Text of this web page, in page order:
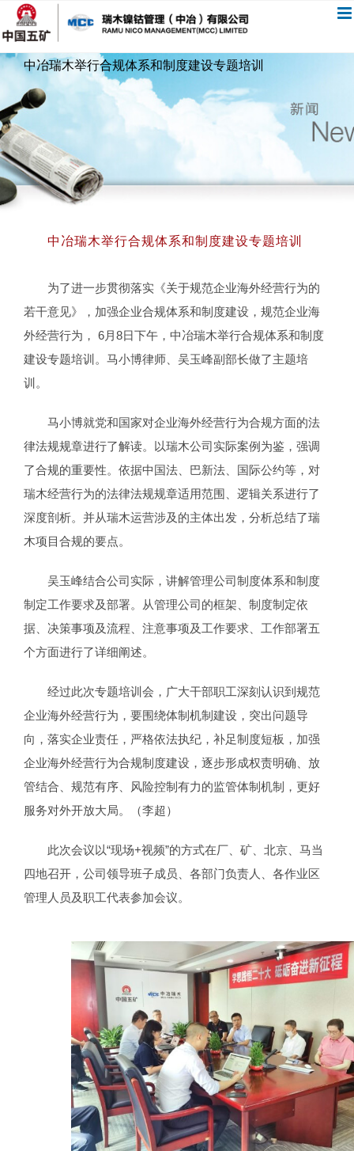
过
内
中冶瑞木举行合规体系和制度建设专题培训
中冶瑞木举行合规体系和制度建设专题培训
为了进一步贯彻落实《关于规范企业海外经营行为的
若干意见》，加强企业合规体系和制度建设，规范企业海
外经营行为， 6月8日下午，中冶瑞木举行合规体系和制度
建设专题培训。马小博律师、吴玉峰副部长做了主题培
训。
马小博就党和国家对企业海外经营行为合规方面的法
律法规规章进行了解读。以瑞木公司实际案例为鉴，强调
了合规的重要性。依据中国法、巴新法、国际公约等，对
瑞木经营行为的法律法规规章适用范围、逻辑关系进行了
深度剖析。并从瑞木运营涉及的主体出发，分析总结了瑞
木项目合规的要点。
吴玉峰结合公司实际，讲解管理公司制度体系和制度
制定工作要求及部署。从管理公司的框架、制度制定依
据、决策事项及流程、注意事项及工作要求、工作部署五
个方面进行了详细阐述。
经过此次专题培训会，广大干部职工深刻认识到规范
企业海外经营行为，要围绕体制机制建设，突出问题导
向，落实企业责任，严格依法执纪，补足制度短板，加强
企业海外经营行为合规制度建设，逐步形成权责明确、放
管结合、规范有序、风险控制有力的监管体制机制，更好
服务对外开放大局。（李超）
此次会议以“现场+视频”的方式在厂、矿、北京、马当
四地召开，公司领导班子成员、各部门负责人、各作业区
管理人员及职工代表参加会议。